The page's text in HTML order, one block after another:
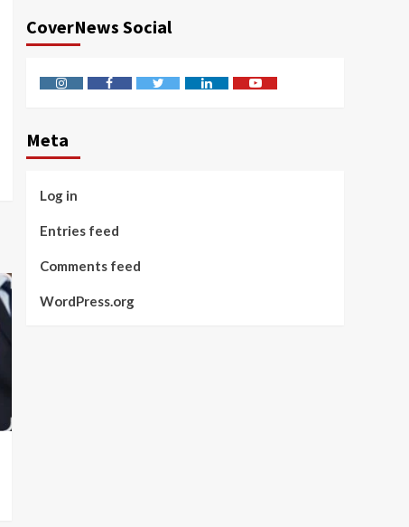
CoverNews Social
InstagramFacebookTwitter LinkedinYoutube
Meta
Log in
Entries feed
Comments feed
WordPress.org